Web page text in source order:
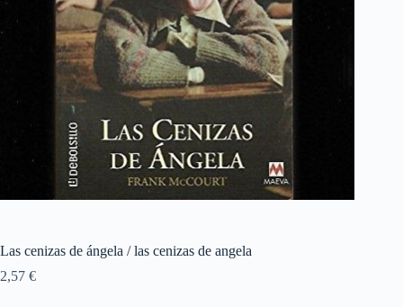
Las cenizas de ángela / las cenizas de angela
2,57 €